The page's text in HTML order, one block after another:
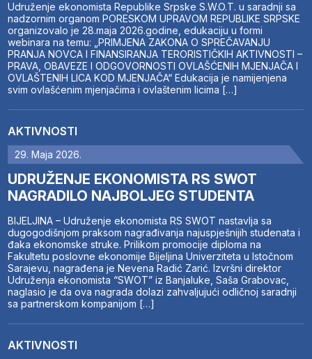
Udruženje ekonomista Republike Srpske S.W.O.T. u saradnji sa
nadzornim organom PORESKOM UPRAVOM REPUBLIKE SRPSKE
organizovalo je 28.maja 2026.godine, edukaciju u formi
webinara na temu: „PRIMJENA ZAKONA O SPREČAVANJU
PRANJA NOVCA I FINANSIRANJA TERORISTIČKIH AKTIVNOSTI –
PRAVA, OBAVEZE I ODGOVORNOSTI OVLAŠĆENIH MJENJAČA I
OVLAŠTENIH LICA KOD MJENJAČA“ Edukacija je namijenjena
svim ovlašćenim mjenjačima i ovlaštenim licima […]
AKTIVNOSTI
29. Maja 2026.
UDRUŽENJE EKONOMISTA RS SWOT
NAGRADILO NAJBOLJEG STUDENTA
BIJELJINA – Udruženje ekonomista RS SWOT nastavlja sa
dugogodišnjom praksom nagrađivanja najuspješnijih studenata i
đaka ekonomske struke. Prilikom promocije diploma na
Fakultetu poslovne ekonomije Bijeljina Univerziteta u Istočnom
Sarajevu, nagrađena je Nevena Radić Zarić. Izvršni direktor
Udruženja ekonomista “SWOT” iz Banjaluke, Saša Grabovac,
naglasio je da ova nagrada dolazi zahvaljujući odličnoj saradnji
sa partnerskom kompanijom […]
AKTIVNOSTI